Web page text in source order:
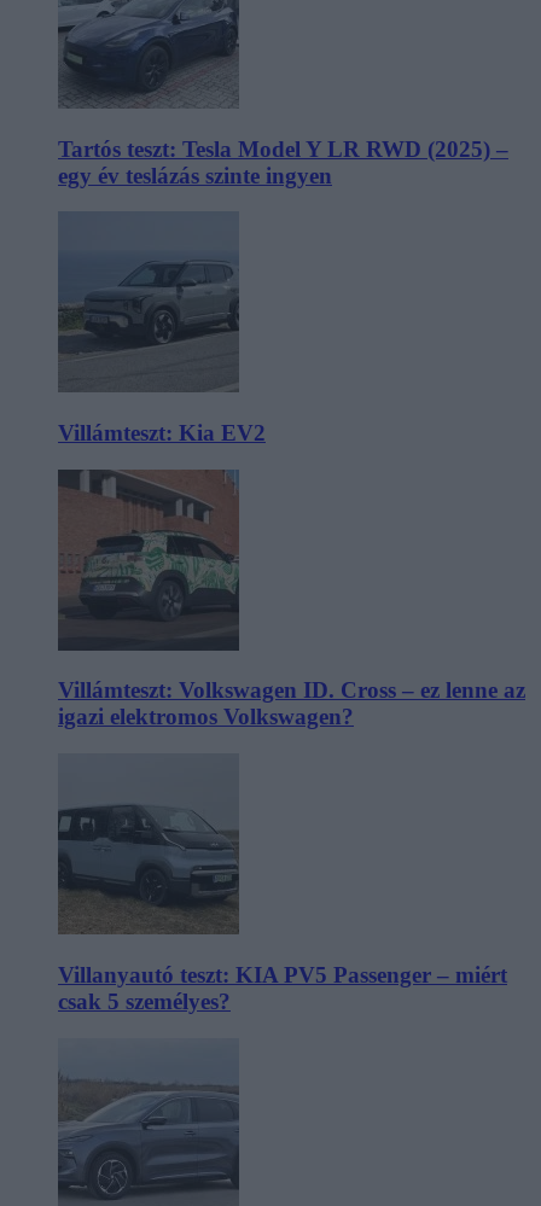
Tartós teszt: Tesla Model Y LR RWD (2025) –
egy év teslázás szinte ingyen
Villámteszt: Kia EV2
Villámteszt: Volkswagen ID. Cross – ez lenne az
igazi elektromos Volkswagen?
Villanyautó teszt: KIA PV5 Passenger – miért
csak 5 személyes?